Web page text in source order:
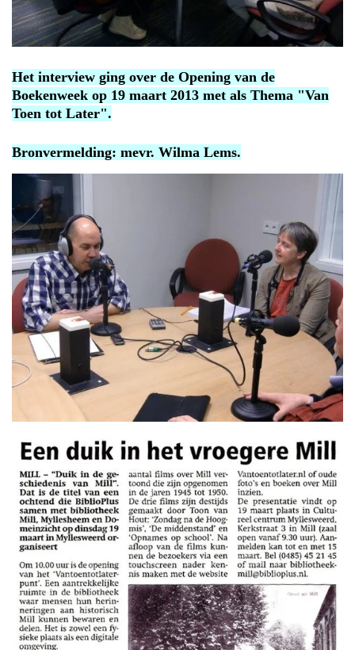
Het interview ging over de Opening van de
Boekenweek op 19 maart 2013 met als Thema "Van
Toen tot Later".
Bronvermelding: mevr. Wilma Lems.